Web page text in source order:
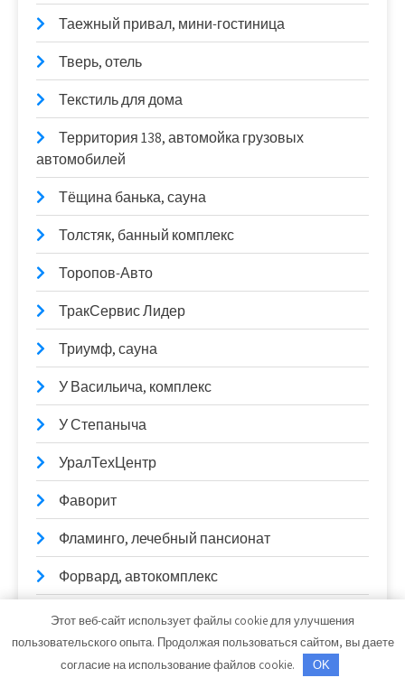
Таежный привал, мини-гостиница
Тверь, отель
Текстиль для дома
Территория 138, автомойка грузовых
автомобилей
Тёщина банька, сауна
Толстяк, банный комплекс
Торопов-Авто
ТракСервис Лидер
Триумф, сауна
У Васильича, комплекс
У Степаныча
УралТехЦентр
Фаворит
Фламинго, лечебный пансионат
Форвард, автокомплекс
Формула м2, центр строительства и ремонта
Фристайл 2, туристический комплекс
Этот веб-сайт использует файлы cookie для улучшения
пользовательского опыта. Продолжая пользоваться сайтом, вы даете
согласие на использование файлов cookie.
OK